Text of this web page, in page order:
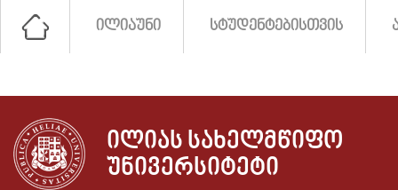
ᲘᲚᲘᲐᲣᲜᲘ ᲡᲢᲣᲓᲔᲜᲢᲔᲑᲘᲡᲗᲕᲘᲡ
ᲘᲚᲘᲐᲡ ᲡᲐᲮᲔᲚᲛᲬᲘᲤᲝ
ᲣᲜᲘᲕᲔᲠᲡᲘᲢᲔᲢᲘ